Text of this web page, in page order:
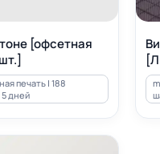
[офсетная
печать | 188
дней